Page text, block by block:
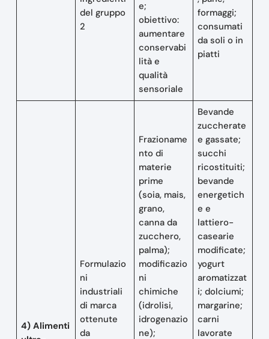
del gruppo
2
e;
obiettivo:
aumentare
conservabi
lità e
qualità
sensoriale
formaggi;
consumati
da soli o in
piatti
4) Alimenti
Formulazio
ni
industriali
di marca
ottenute
da
Frazioname
nto di
materie
prime
(soia, mais,
grano,
canna da
zucchero,
palma);
modificazio
ni
chimiche
(idrolisi,
idrogenazio
ne);
Bevande
zuccherate
e gassate;
succhi
ricostituiti;
bevande
energetich
e e
lattiero-
casearie
modificate;
yogurt
aromatizzat
i; dolciumi;
margarine;
carni
lavorate